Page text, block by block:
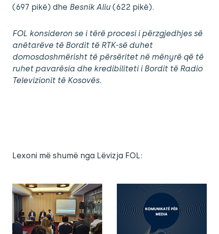
(697 pikë) dhe Besnik Aliu (622 pikë).
FOL konsideron se i tërë procesi i përzgjedhjes së
anëtarëve të Bordit të RTK-së duhet
domosdoshmërisht të përsëritet në mënyrë që të
ruhet pavarësia dhe kredibiliteti i Bordit të Radio
Televizionit të Kosovës.
Lexoni më shumë nga Lëvizja FOL: